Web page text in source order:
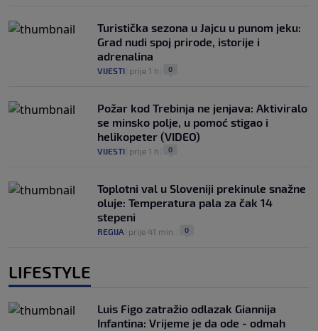
Turistička sezona u Jajcu u punom jeku:
Grad nudi spoj prirode, istorije i
adrenalina
VIJESTI prije 1 h 0
Požar kod Trebinja ne jenjava: Aktiviralo
se minsko polje, u pomoć stigao i
helikopeter (VIDEO)
VIJESTI prije 1 h 0
Toplotni val u Sloveniji prekinule snažne
oluje: Temperatura pala za čak 14
stepeni
REGIJA prije 41 min. 0
LIFESTYLE
Luis Figo zatražio odlazak Giannija
Infantina: Vrijeme je da ode - odmah